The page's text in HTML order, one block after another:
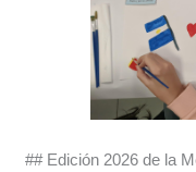
## Edición 2026 de la